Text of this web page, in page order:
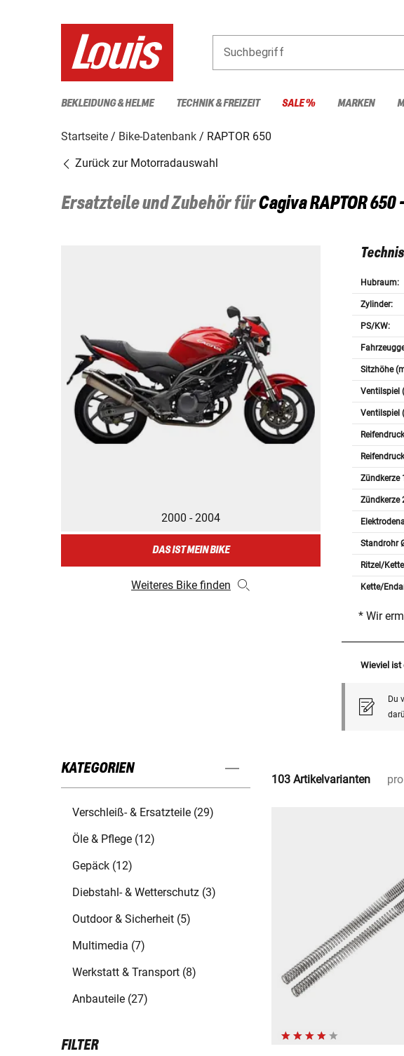
Suchbegriff
BEKLEIDUNG & HELME TECHNIK & FREIZEIT SALE % MARKEN
Startseite Bike-Datenbank
RAPTOR 650
Zurück zur Motorradauswahl
Ersatzteile und Zubehör fürCagivaRAPTOR 650
2000 - 2004
DAS IST MEIN BIKE
Weiteres Bike finden
Hubraum:
Zylinder:
PS/KW:
Sitzhöhe
Ventilspiel
Ventilspiel
Zündkerze
Zündkerze
Standrohr
Ritzel/
Kette/
* Wir
Wieviel ist
Du
KATEGORIEN
Verschleiß- & Ersatzteile (29)
Öle & Pflege (12)
Gepäck (12)
Diebstahl- & Wetterschutz (3)
Outdoor & Sicherheit (5)
Multimedia (7)
Werkstatt & Transport (8)
Anbauteile (27)
FILTER
103 Artikelvarianten